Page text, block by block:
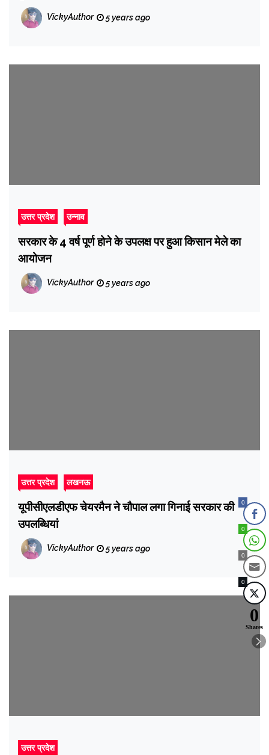
VickyAuthor 5 years ago
उत्तर प्रदेश उन्नाव
सरकार के 4 वर्ष पूर्ण होने के उपलक्ष पर हुआ किसान मेले का
आयोजन
VickyAuthor 5 years ago
उत्तर प्रदेश लखनऊ
यूपीसीएलडीएफ चेयरमैन ने चौपाल लगा गिनाई सरकार की
उपलब्धियां
VickyAuthor 5 years ago
उत्तर प्रदेश
0
0
0
0
0
Shares